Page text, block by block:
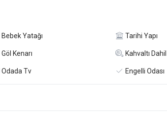
Bebek Yatağı Tarihi Yapı
Göl Kenarı Kahvaltı Dahil
Odada Tv Engelli Odası